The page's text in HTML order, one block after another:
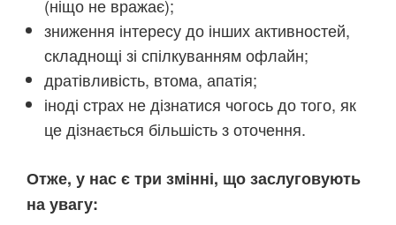
(ніщо не вражає);
зниження інтересу до інших активностей,
складнощі зі спілкуванням офлайн;
дратівливість, втома, апатія;
іноді страх не дізнатися чогось до того, як
це дізнається більшість з оточення.
Отже, у нас є три змінні, що заслуговують
на увагу: